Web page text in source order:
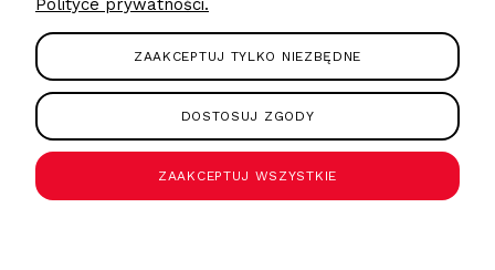
Regulaminy
Produkty Forcell
Polityce prywatności.
ZAAKCEPTUJ TYLKO NIEZBĘDNE
DOSTOSUJ ZGODY
ZAAKCEPTUJ WSZYSTKIE